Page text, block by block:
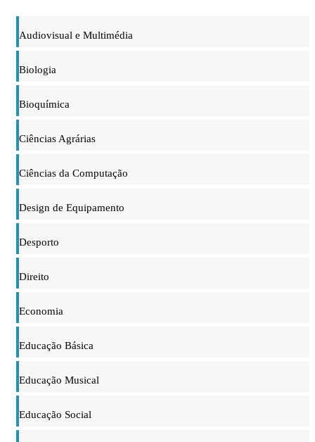
Audiovisual e Multimédia
Biologia
Bioquímica
Ciências Agrárias
Ciências da Computação
Design de Equipamento
Desporto
Direito
Economia
Educação Básica
Educação Musical
Educação Social